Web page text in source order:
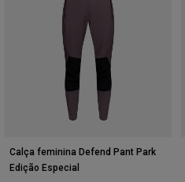
Calça feminina Defend Pant Park
Edição Especial